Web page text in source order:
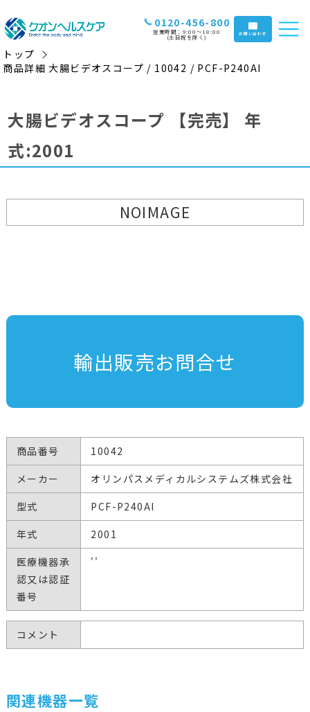
0120-456-800
営業時間：9:00〜18:00
(土日祝を除く) お問い合わせ
トップ
商品詳細 大腸ビデオスコープ / 10042 / PCF-P240AI
大腸ビデオスコープ 【完売】
年
式:2001
NOIMAGE
輸出販売お問合せ
商品番号
10042
メーカー
オリンパスメディカルシステムズ株式会社
型式
PCF-P240AI
年式
2001
医療機器承
認又は認証
番号
''
コメント
関連機器一覧